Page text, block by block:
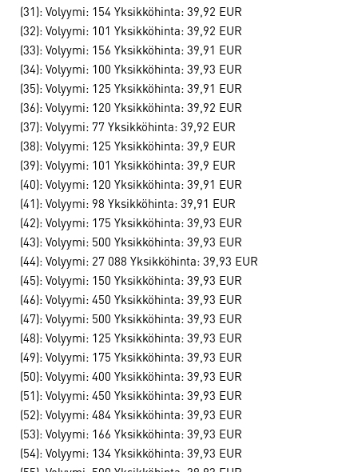
(31): Volyymi: 154 Yksikköhinta: 39,92 EUR
(32): Volyymi: 101 Yksikköhinta: 39,92 EUR
(33): Volyymi: 156 Yksikköhinta: 39,91 EUR
(34): Volyymi: 100 Yksikköhinta: 39,93 EUR
(35): Volyymi: 125 Yksikköhinta: 39,91 EUR
(36): Volyymi: 120 Yksikköhinta: 39,92 EUR
(37): Volyymi: 77 Yksikköhinta: 39,92 EUR
(38): Volyymi: 125 Yksikköhinta: 39,9 EUR
(39): Volyymi: 101 Yksikköhinta: 39,9 EUR
(40): Volyymi: 120 Yksikköhinta: 39,91 EUR
(41): Volyymi: 98 Yksikköhinta: 39,91 EUR
(42): Volyymi: 175 Yksikköhinta: 39,93 EUR
(43): Volyymi: 500 Yksikköhinta: 39,93 EUR
(44): Volyymi: 27 088 Yksikköhinta: 39,93 EUR
(45): Volyymi: 150 Yksikköhinta: 39,93 EUR
(46): Volyymi: 450 Yksikköhinta: 39,93 EUR
(47): Volyymi: 500 Yksikköhinta: 39,93 EUR
(48): Volyymi: 125 Yksikköhinta: 39,93 EUR
(49): Volyymi: 175 Yksikköhinta: 39,93 EUR
(50): Volyymi: 400 Yksikköhinta: 39,93 EUR
(51): Volyymi: 450 Yksikköhinta: 39,93 EUR
(52): Volyymi: 484 Yksikköhinta: 39,93 EUR
(53): Volyymi: 166 Yksikköhinta: 39,93 EUR
(54): Volyymi: 134 Yksikköhinta: 39,93 EUR